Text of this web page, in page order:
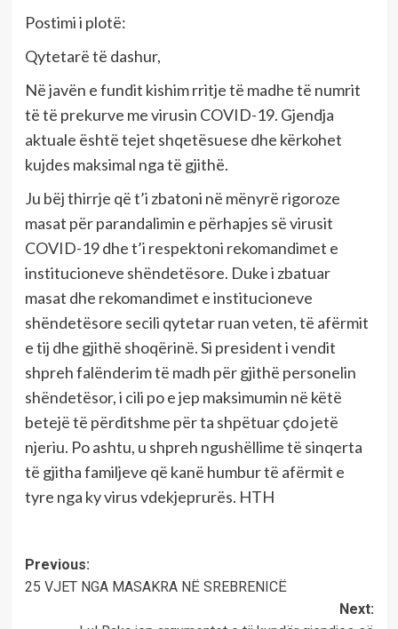
Postimi i plotë:
Qytetarë të dashur,
Në javën e fundit kishim rritje të madhe të numrit
të të prekurve me virusin COVID-19. Gjendja
aktuale është tejet shqetësuese dhe kërkohet
kujdes maksimal nga të gjithë.
Ju bëj thirrje që t’i zbatoni në mënyrë rigoroze
masat për parandalimin e përhapjes së virusit
COVID-19 dhe t’i respektoni rekomandimet e
institucioneve shëndetësore. Duke i zbatuar
masat dhe rekomandimet e institucioneve
shëndetësore secili qytetar ruan veten, të afërmit
e tij dhe gjithë shoqërinë. Si president i vendit
shpreh falënderim të madh për gjithë personelin
shëndetësor, i cili po e jep maksimumin në këtë
betejë të përditshme për ta shpëtuar çdo jetë
njeriu. Po ashtu, u shpreh ngushëllime të sinqerta
të gjitha familjeve që kanë humbur të afërmit e
tyre nga ky virus vdekjeprurës. HTH
Post
navigation
Previous:
25 VJET NGA MASAKRA NË SREBRENICË
Next: